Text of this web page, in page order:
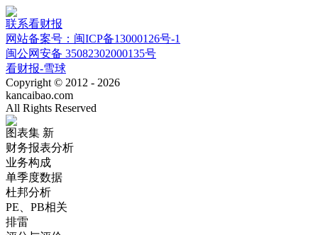
联系看财报
网站备案号：闽ICP备13000126号-1
闽公网安备 35082302000135号
看财报-雪球
Copyright © 2012 - 2026
kancaibao.com
All Rights Reserved
图表集 新
财务报表分析
业务构成
单季度数据
杜邦分析
PE、PB相关
排雷